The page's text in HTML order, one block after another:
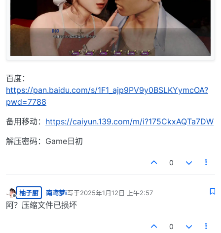
百度：
https://pan.baidu.com/s/1F1_ajp9PV9y0BSLKYymcOA?
pwd=7788
备用移动： https://caiyun.139.com/m/i?175CkxAQTa7DW
解压密码：Game日初
0
离线
柚子厨 南鸢梦i写于2025年1月12日 上午2:57
最后由 编辑
阿？压缩文件已损坏
0